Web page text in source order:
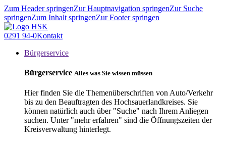
Zum Header springenZur Hauptnavigation springenZur Suche
springenZum Inhalt springenZur Footer springen
0291 94-0Kontakt
Bürgerservice
Bürgerservice Alles was Sie wissen müssen
Hier finden Sie die Themenüberschriften von Auto/Verkehr
bis zu den Beauftragten des Hochsauerlandkreises. Sie
können natürlich auch über "Suche" nach Ihrem Anliegen
suchen. Unter "mehr erfahren" sind die Öffnungszeiten der
Kreisverwaltung hinterlegt.